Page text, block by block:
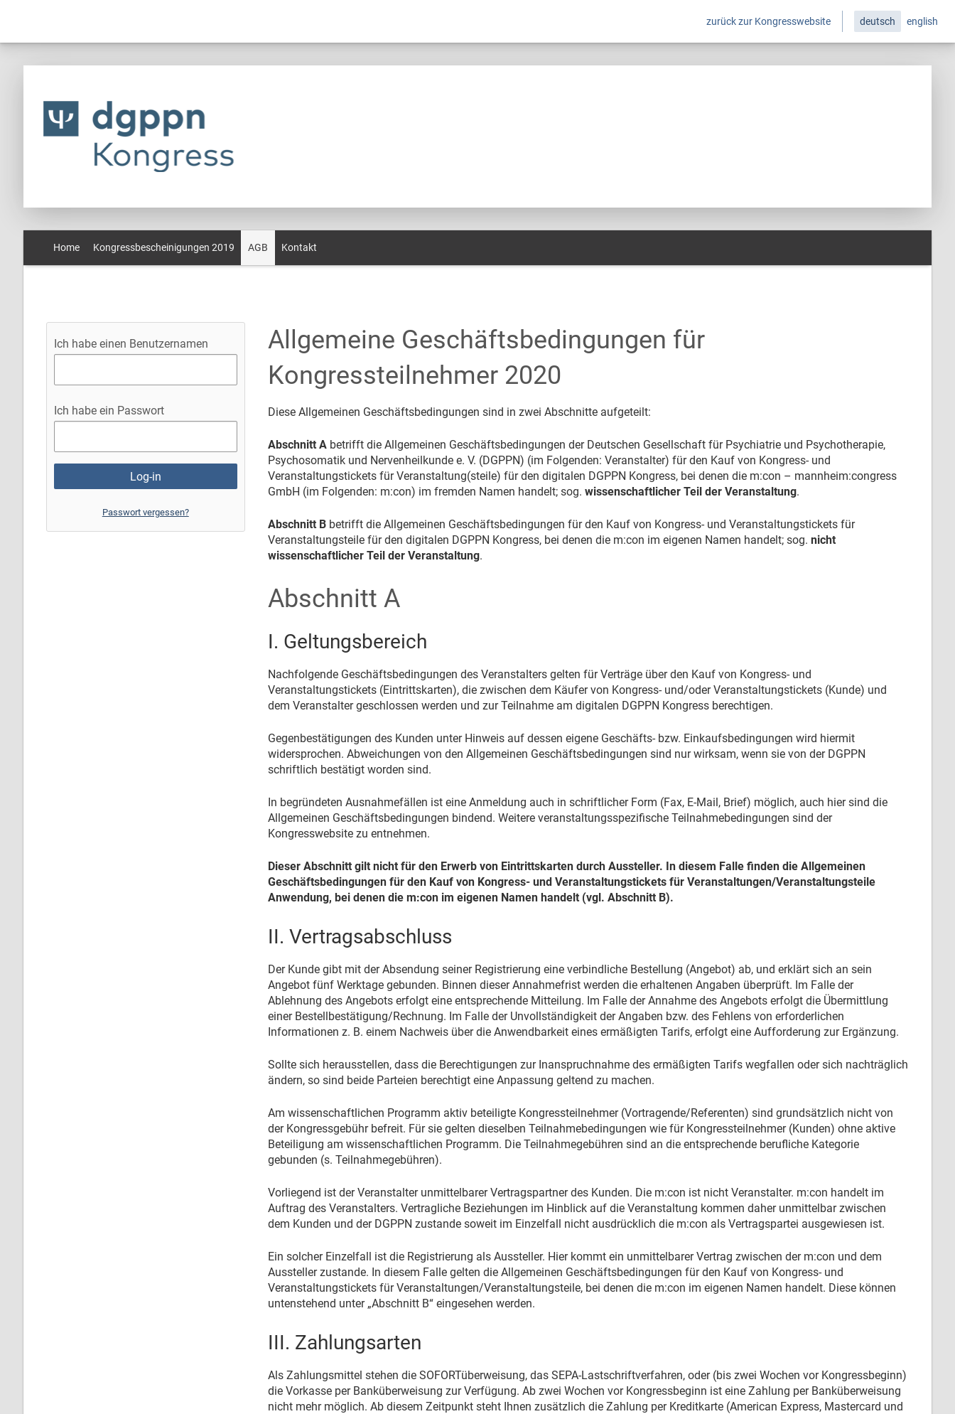
zurück zur Kongresswebsite deutsch english
Home Kongressbescheinigungen 2019 AGB Kontakt
Ich habe einen Benutzernamen
Ich habe ein Passwort
Passwort vergessen?
Allgemeine Geschäftsbedingungen für
Kongressteilnehmer 2020
Diese Allgemeinen Geschäftsbedingungen sind in zwei Abschnitte aufgeteilt:
Abschnitt Abetrifft die Allgemeinen Geschäftsbedingungen der Deutschen Gesellschaft für Psychiatrie und Psychotherapie,
Psychosomatik und Nervenheilkunde e. V. (DGPPN) (im Folgenden: Veranstalter) für den Kauf von Kongress- und
Veranstaltungstickets für Veranstaltung(steile) für den digitalen DGPPN Kongress, bei denen die m:con – mannheim:congress
GmbH (im Folgenden: m:con) im fremden Namen handelt; sog. wissenschaftlicher Teil der Veranstaltung.
Abschnitt Bbetrifft die Allgemeinen Geschäftsbedingungen für den Kauf von Kongress- und Veranstaltungstickets für
Veranstaltungsteile für den digitalen DGPPN Kongress, bei denen die m:con im eigenen Namen handelt; sog. nicht
wissenschaftlicher Teil der Veranstaltung.
Abschnitt A
I. Geltungsbereich
Nachfolgende Geschäftsbedingungen des Veranstalters gelten für Verträge über den Kauf von Kongress- und
Veranstaltungstickets (Eintrittskarten), die zwischen dem Käufer von Kongress- und/oder Veranstaltungstickets (Kunde) und
dem Veranstalter geschlossen werden und zur Teilnahme am digitalen DGPPN Kongress berechtigen.
Gegenbestätigungen des Kunden unter Hinweis auf dessen eigene Geschäfts- bzw. Einkaufsbedingungen wird hiermit
widersprochen. Abweichungen von den Allgemeinen Geschäftsbedingungen sind nur wirksam, wenn sie von der DGPPN
schriftlich bestätigt worden sind.
In begründeten Ausnahmefällen ist eine Anmeldung auch in schriftlicher Form (Fax, E-Mail, Brief) möglich, auch hier sind die
Allgemeinen Geschäftsbedingungen bindend. Weitere veranstaltungsspezifische Teilnahmebedingungen sind der
Kongresswebsite zu entnehmen.
Dieser Abschnitt gilt nicht für den Erwerb von Eintrittskarten durch Aussteller. In diesem Falle finden die Allgemeinen
Geschäftsbedingungen für den Kauf von Kongress- und Veranstaltungstickets für Veranstaltungen/Veranstaltungsteile
Anwendung, bei denen die m:con im eigenen Namen handelt (vgl. Abschnitt B).
II. Vertragsabschluss
Der Kunde gibt mit der Absendung seiner Registrierung eine verbindliche Bestellung (Angebot) ab, und erklärt sich an sein
Angebot fünf Werktage gebunden. Binnen dieser Annahmefrist werden die erhaltenen Angaben überprüft. Im Falle der
Ablehnung des Angebots erfolgt eine entsprechende Mitteilung. Im Falle der Annahme des Angebots erfolgt die Übermittlung
einer Bestellbestätigung/Rechnung. Im Falle der Unvollständigkeit der Angaben bzw. des Fehlens von erforderlichen
Informationen z. B. einem Nachweis über die Anwendbarkeit eines ermäßigten Tarifs, erfolgt eine Aufforderung zur Ergänzung.
Sollte sich herausstellen, dass die Berechtigungen zur Inanspruchnahme des ermäßigten Tarifs wegfallen oder sich nachträglich
ändern, so sind beide Parteien berechtigt eine Anpassung geltend zu machen.
Am wissenschaftlichen Programm aktiv beteiligte Kongressteilnehmer (Vortragende/Referenten) sind grundsätzlich nicht von
der Kongressgebühr befreit. Für sie gelten dieselben Teilnahmebedingungen wie für Kongressteilnehmer (Kunden) ohne aktive
Beteiligung am wissenschaftlichen Programm. Die Teilnahmegebühren sind an die entsprechende berufliche Kategorie
gebunden (s. Teilnahmegebühren).
Vorliegend ist der Veranstalter unmittelbarer Vertragspartner des Kunden. Die m:con ist nicht Veranstalter. m:con handelt im
Auftrag des Veranstalters. Vertragliche Beziehungen im Hinblick auf die Veranstaltung kommen daher unmittelbar zwischen
dem Kunden und der DGPPN zustande soweit im Einzelfall nicht ausdrücklich die m:con als Vertragspartei ausgewiesen ist.
Ein solcher Einzelfall ist die Registrierung als Aussteller. Hier kommt ein unmittelbarer Vertrag zwischen der m:con und dem
Aussteller zustande. In diesem Falle gelten die Allgemeinen Geschäftsbedingungen für den Kauf von Kongress- und
Veranstaltungstickets für Veranstaltungen/Veranstaltungsteile, bei denen die m:con im eigenen Namen handelt. Diese können
untenstehend unter „Abschnitt B“ eingesehen werden.
III. Zahlungsarten
Als Zahlungsmittel stehen die SOFORTüberweisung, das SEPA-Lastschriftverfahren, oder (bis zwei Wochen vor Kongressbeginn)
die Vorkasse per Banküberweisung zur Verfügung. Ab zwei Wochen vor Kongressbeginn ist eine Zahlung per Banküberweisung
nicht mehr möglich. Ab diesem Zeitpunkt steht Ihnen zusätzlich die Zahlung per Kreditkarte (American Express, Mastercard und